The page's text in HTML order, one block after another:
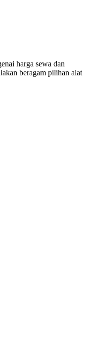
harga sewa dan
beragam pilihan alat